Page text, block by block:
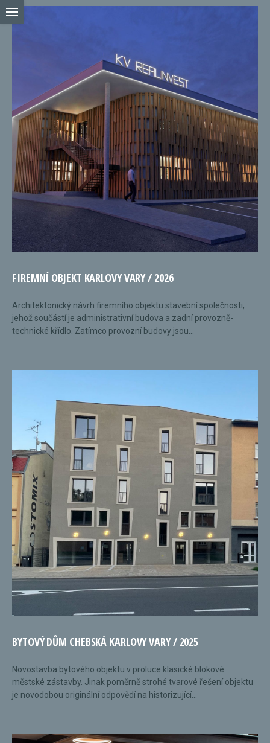
FIREMNÍ OBJEKT KARLOVY VARY / 2026
Architektonický návrh firemního objektu stavební společnosti,
jehož součástí je administrativní budova a zadní provozně-
technické křídlo. Zatímco provozní budovy jsou...
BYTOVÝ DŮM CHEBSKÁ KARLOVY VARY / 2025
Novostavba bytového objektu v proluce klasické blokové
městské zástavby. Jinak poměrně strohé tvarové řešení objektu
je novodobou originální odpovědí na historizující...